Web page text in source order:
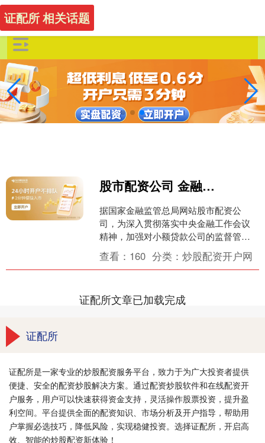
证配所 相关话题
股市配资公司 金融监管总局：网络小额贷款公司对单户用于消费的贷款余额不得超过20万元
据国家金融监管总局网站股市配资公
司，为深入贯彻落实中央金融工作会议
精神，加强对小额贷款公司的监督管
理，促进行业稳健经营、规范发展，近
日，金融监管总局在广泛征求意....
查看： 160 分类：炒股配资开户网
证配所文章已加载完成
证配所
证配所是一家专业的炒股配资服务平台，致力于为广大投资者提供
便捷、安全的配资炒股解决方案。通过配资炒股软件和在线配资开
户服务，用户可以快速获得资金支持，灵活操作股票投资，提升盈
利空间。平台提供全面的配资知识、市场分析及开户指导，帮助用
户掌握必选技巧，降低风险，实现稳健投资。选择证配所，开启高
效、智能的炒股配资新体验！